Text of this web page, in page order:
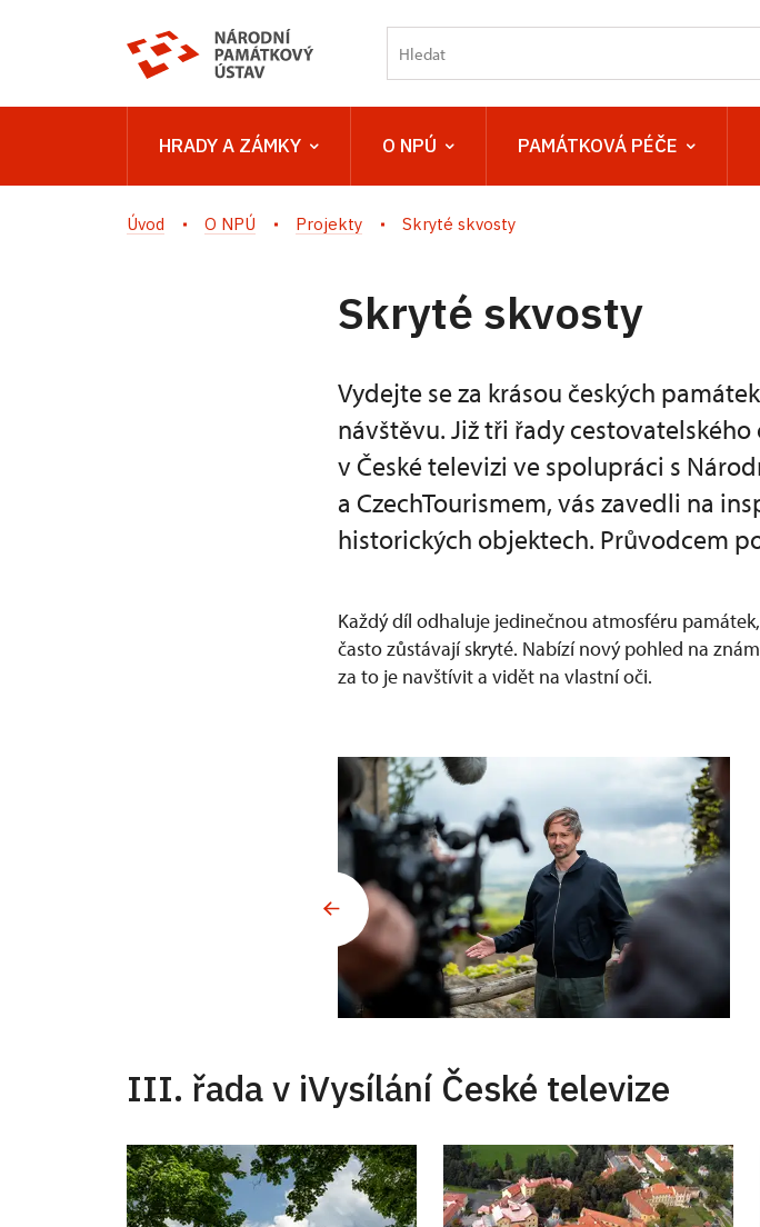
HRADY A ZÁMKY O NPÚ PAMÁTKOVÁ PÉČE
Úvod O NPÚ Projekty Skryté skvosty
Skryté skvosty
Vydejte se za krásou českých
návštěvu. Již tři řady
v České televizi ve spolupráci s
a CzechTourismem, vás zavedli na
historických objektech. Průvodcem
Každý díl odhaluje jedinečnou atmosféru
často zůstávají skryté. Nabízí nový pohled na
za to je navštívit a vidět na vlastní oči.
III. řada v iVysílání České televize